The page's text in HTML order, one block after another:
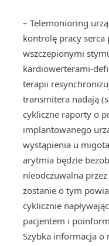
– Telemonioring
kontrolę pracy serca
wszczepionymi
kardiowerterami-
terapii
transmitera nadają
cykliczne raporty o
implantowanego
wystąpienia u
arytmia będzie
nieodczuwalna
zostanie o tym
cyklicznie
pacjentem i
Szybka informacja o